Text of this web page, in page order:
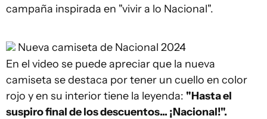
campaña inspirada en "vivir a lo Nacional".
Nueva camiseta de Nacional 2024
En el video se puede apreciar que la nueva
camiseta se destaca por tener un cuello en color
rojo y en su interior tiene la leyenda: "Hasta el
suspiro final de los descuentos... ¡Nacional!".